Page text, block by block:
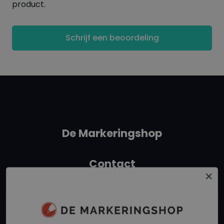
1 of 2 verpakkingen worden verstuurd met PostNL
als brievenbus post € 2,85
3 of meer worden verstuurd met PostNL of DHL als
product.
Schrijf een beoordeling
De Markeringshop
Contact